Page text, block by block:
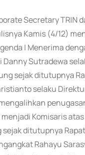
Secretary TRIN
Kamis (4/12)
I Menerima
Sutradewa
sejak ditutupnya
selaku
Komisaris
ditutupnya Rapat
Rahayu